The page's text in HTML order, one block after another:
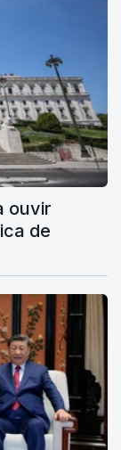
ouvir
de